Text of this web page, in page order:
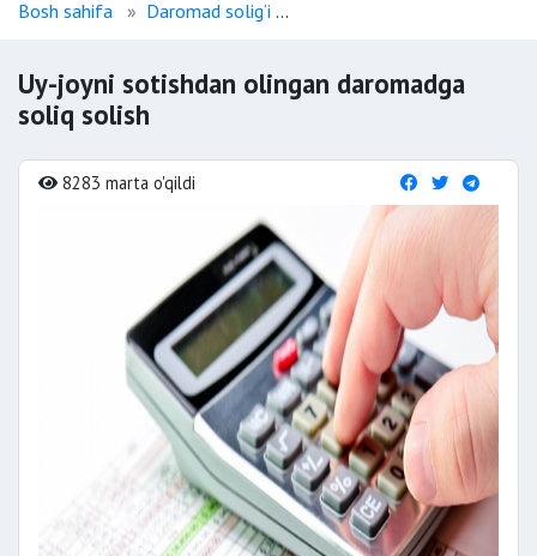
Bosh sahifa Daromad solig‘i
Uy-joyni sotishdan olingan daromadga
soliq solish
8283 marta o'qildi